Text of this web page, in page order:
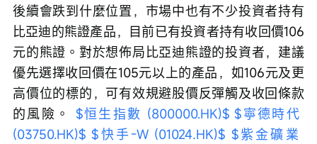
後續會跌到什麼位置，市場中也有不少投資者持有
比亞迪的熊證產品，目前已有投資者持有收回價106
元的熊證。對於想佈局比亞迪熊證的投資者，建議
優先選擇收回價在105元以上的產品，如106元及更
高價位的標的，可有效規避股價反彈觸及收回條款
的風險。 $恒生指數 (800000.HK)$ $寧德時代
(03750.HK)$ $快手-W (01024.HK)$ $紫金礦業